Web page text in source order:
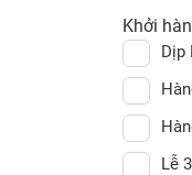
Khởi
Dịp
Lễ